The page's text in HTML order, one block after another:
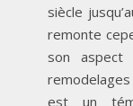
siècle
remonte
son
est un